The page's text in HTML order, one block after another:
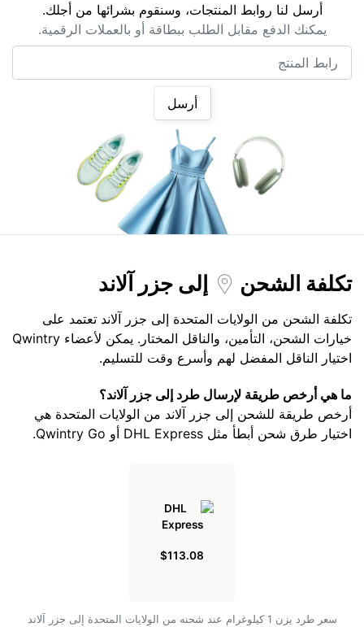
أرسل لنا روابط المنتجات، وسنقوم بشرائها من أجلك.
يمكنك الدفع مقابل الطلب ببطاقة أو بالعملات الرقمية.
أرسل
تكلفة الشحن إلى جزر آلاند
تكلفة الشحن من الولايات المتحدة إلى جزر آلاند تعتمد على
خيارات الشحن، التأمين، والناقل المختار. يمكن لأعضاء Qwintry
اختيار الناقل المفضل لهم وأسرع وقت للتسليم.
ما هي أرخص طريقة لإرسال طرد إلى جزر آلاند؟
أرخص طريقة للشحن إلى جزر آلاند من الولايات المتحدة هي
اختيار طرق شحن أبطأ مثل DHL Express أو Qwintry Go.
$113.08
سعر طرد يزن 1 كيلوغرام عند شحنه من الولايات المتحدة إلى جزر آلاند